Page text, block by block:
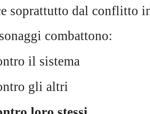
soprattutto dal conflitto
combattono:
il sistema
gli altri